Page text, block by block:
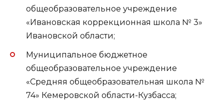
общеобразовательное учреждение
«Ивановская коррекционная школа № 3»
Ивановской области;
Муниципальное бюджетное
общеобразовательное учреждение
«Средняя общеобразовательная школа №
74» Кемеровской области-Кузбасса;